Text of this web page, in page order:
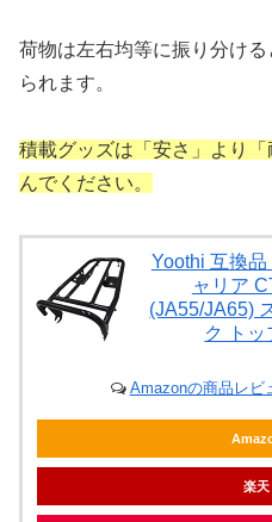
荷物は左右均等に振り分け
られます。
積載グッズは「安さ」より
んでください。
Yoothi 互換
ャリア
(JA55/JA65)
ク ト
Amazonの商品レビ
楽天